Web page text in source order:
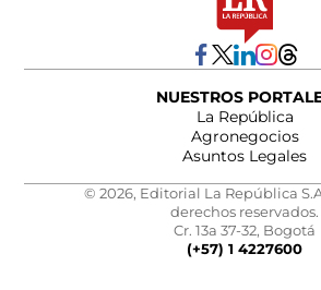
NUESTROS
La República
Agronegocios
Asuntos Legales
© 2026, Editorial La República
derechos reservados.
Cr. 13a 37-32, Bogotá
(+57) 1 4227600